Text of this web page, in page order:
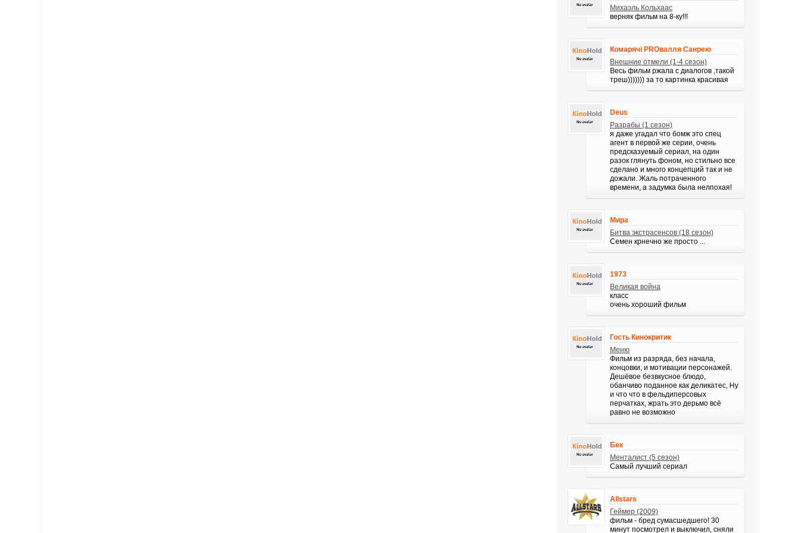
Михаэль Кольхаас
верняк фильм на 8-ку!!!
Комарячі PROвалля Санрею
Внешние отмели (1-4 сезон)
Весь фильм ржала с диалогов ,такой
треш))))))) за то картинка красивая
Deus
Разрабы (1 сезон)
я даже угадал что бомж это спец
агент в первой же серии, очень
предсказуемый сериал, на один
разок глянуть фоном, но стильно все
сделано и много концепций так и не
дожали. Жаль потраченного
времени, а задумка была нелпохая!
Мира
Битва экстрасенсов (18 сезон)
Семен крнечно же просто ...
1973
Великая война
класс
очень хороший фильм
Гость Кинокритик
Меню
Фильм из разряда, без начала,
концовки, и мотивации персонажей.
Дешёвое безвкусное блюдо,
обанчиво поданное как деликатес, Ну
и что что в фельдиперсовых
перчатках, жрать это дерьмо всё
равно не возможно
Бек
Менталист (5 сезон)
Самый лучший сериал
Allstars
Геймер (2009)
фильм - бред сумасшедшего! 30
минут посмотрел и выключил, сняли